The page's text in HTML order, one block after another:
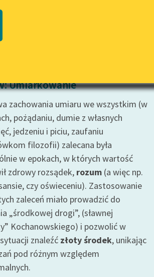
PDF
wrażliwych
Deklaracja dostępności
Umiarkowanie
zachowania umiaru we wszystkim (w
pożądaniu, dumie z własnych
jedzeniu i piciu, zaufaniu
filozofii) zalecana była
w epokach, w których wartość
zdrowy rozsądek, rozum (a więc np.
czy oświeceniu). Zastosowanie
zaleceń miało prowadzić do
„środkowej drogi”, (sławnej
Kochanowskiego) i pozwolić w
znaleźć złoty środek, unikając
pod różnym względem